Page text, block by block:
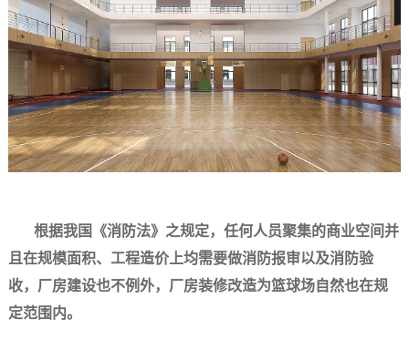
根据我国《消防法》之规定，任何人员聚集的商业空间并
且在规模面积、工程造价上均需要做消防报审以及消防验
收，厂房建设也不例外，厂房装修改造为篮球场自然也在规
定范围内。